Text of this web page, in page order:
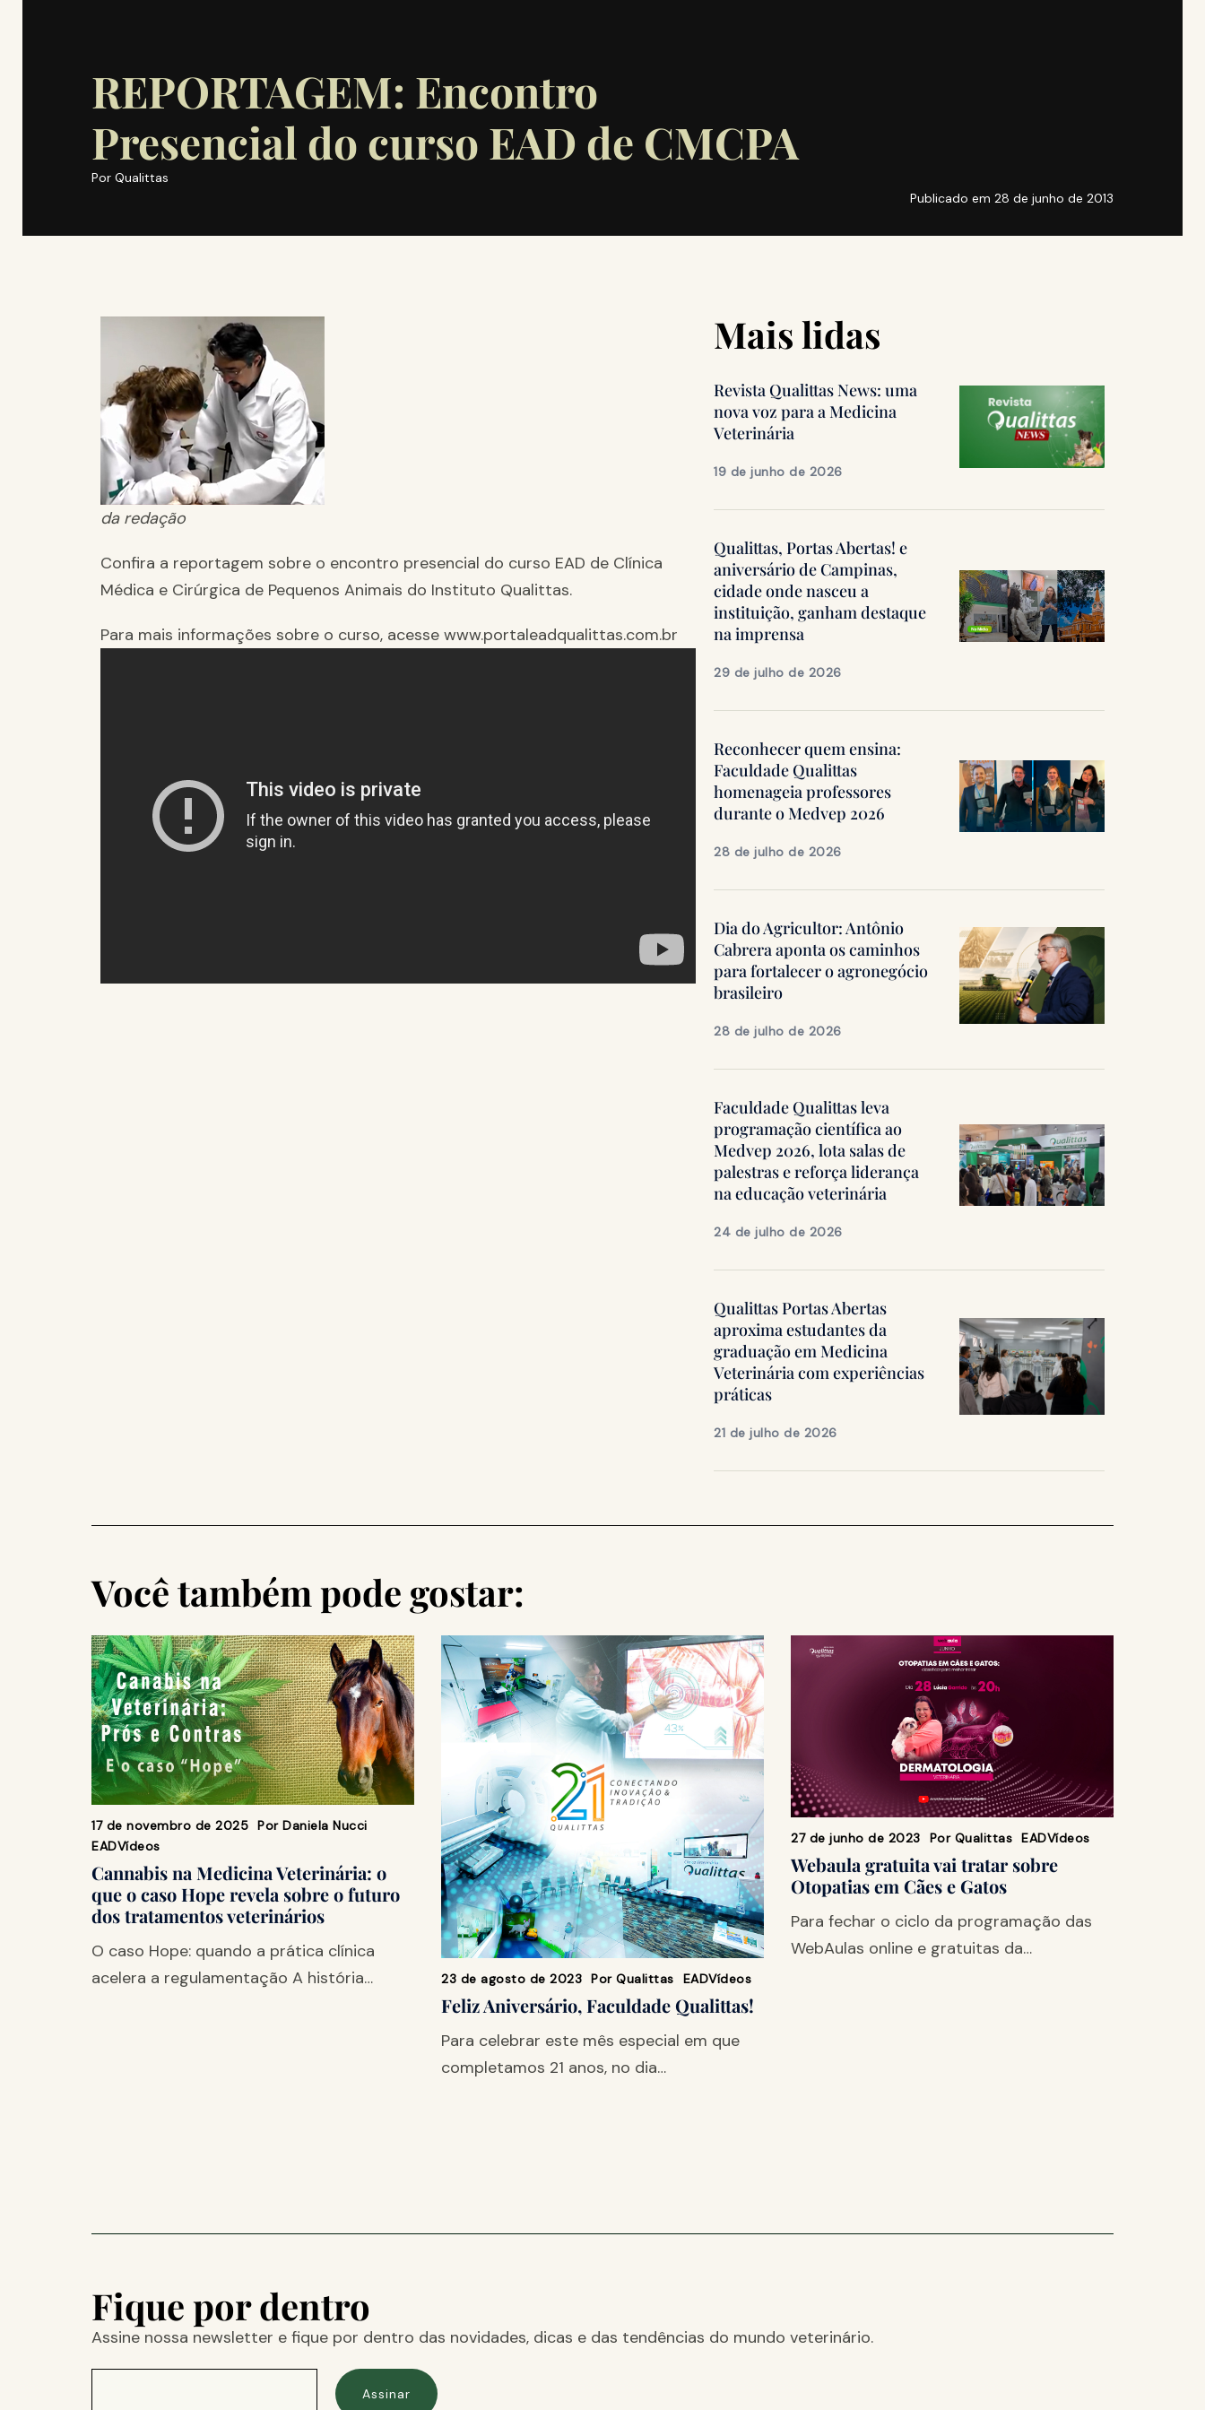
REPORTAGEM: Encontro
Presencial do curso EAD de CMCPA
Por Qualittas
Publicado em 28 de junho de 2013
da redação
Confira a reportagem sobre o encontro presencial do curso EAD de Clínica
Médica e Cirúrgica de Pequenos Animais do Instituto Qualittas.
Para mais informações sobre o curso, acesse www.portaleadqualittas.com.br
Mais lidas
Revista Qualittas News: uma
nova voz para a Medicina
Veterinária
19 de junho de 2026
Qualittas, Portas Abertas! e
aniversário de Campinas,
cidade onde nasceu a
instituição, ganham destaque
na imprensa
29 de julho de 2026
Reconhecer quem ensina:
Faculdade Qualittas
homenageia professores
durante o Medvep 2026
28 de julho de 2026
Dia do Agricultor: Antônio
Cabrera aponta os caminhos
para fortalecer o agronegócio
brasileiro
28 de julho de 2026
Faculdade Qualittas leva
programação científica ao
Medvep 2026, lota salas de
palestras e reforça liderança
na educação veterinária
24 de julho de 2026
Qualittas Portas Abertas
aproxima estudantes da
graduação em Medicina
Veterinária com experiências
práticas
21 de julho de 2026
Você também pode gostar:
17 de novembro de 2025 Por Daniela Nucci
EADVídeos
Cannabis na Medicina Veterinária: o
que o caso Hope revela sobre o futuro
dos tratamentos veterinários
O caso Hope: quando a prática clínica
acelera a regulamentação A história…
23 de agosto de 2023 Por Qualittas EADVídeos
Feliz Aniversário, Faculdade Qualittas!
Para celebrar este mês especial em que
completamos 21 anos, no dia…
27 de junho de 2023 Por Qualittas EADVídeos
Webaula gratuita vai tratar sobre
Otopatias em Cães e Gatos
Para fechar o ciclo da programação das
WebAulas online e gratuitas da…
Fique por dentro
Assine nossa newsletter e fique por dentro das novidades, dicas e das tendências do mundo veterinário.
Assinar